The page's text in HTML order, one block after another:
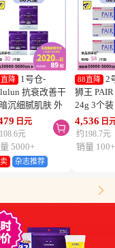
降
1号仓-
抗衰改善干
沉细腻肌肤 外
精华液保湿面膜
3个装 Exosome
肌肤弹力透明感
日元
元

5000+
杂志推荐
88直降
2
狮王
24g 3个
疮 去痘
舒缓炎症
类医药品
4,536 日
约198.7元
销量 100+
区）
